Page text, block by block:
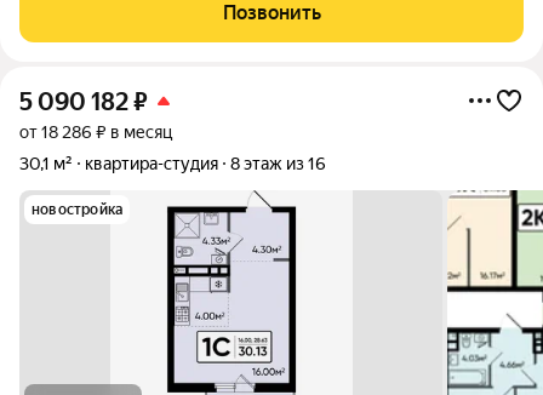
Позвонить
5 090 182₽
от 18 286 ₽ в месяц
30,1 м²
квартира-студия 8 этаж из 16
новостройка